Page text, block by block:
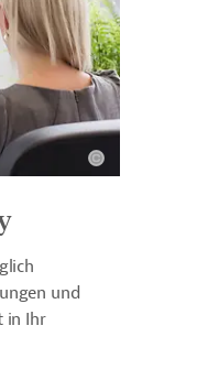
und
in Ihr